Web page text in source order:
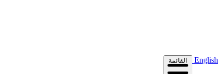
English القائمة